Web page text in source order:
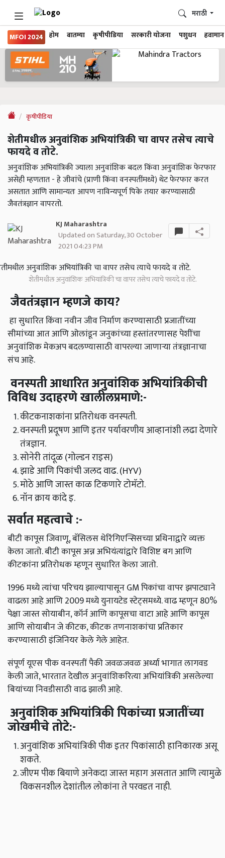
MFOI 2024 होम बातम्या कृषीपीडिया सरकारी योजना पशुधन हवामान
मराठी
कृषीपीडिया
शेतीमधील अनुवांशिक अभियांत्रिकी चा वापर तसेच त्याचे
फायदे व तोटे.
अनुवांशिक अभियांत्रिकी ज्याला अनुवांशिक बदल किंवा अनुवांशिक फेरफार
असेही म्हणतात - हे जीवांचे (प्राणी किंवा वनस्पतींमध्ये) थेट फेरफार करत
असतात आणि सामान्यतः आपण नाविन्यपूर्ण पिके तयार करण्यासाठी
जैवतंत्रज्ञान वापरतो.
KJ Maharashtra
Updated on Saturday, 30 October
2021 04:23 PM
शेतीमधील अनुवांशिक अभियांत्रिकी चा वापर तसेच त्याचे फायदे व तोटे.
जैवतंत्रज्ञान म्हणजे काय?
हा सुधारित किंवा नवीन जीव निर्माण करण्यासाठी प्रजातींच्या
सीमांच्या आत आणि ओलांडून जनुकांच्या हस्तांतरणासह पेशींचा
अनुवांशिक मेकअप बदलण्यासाठी वापरल्या जाणार्‍या तंत्रज्ञानाचा
संच आहे.
वनस्पती आधारित अनुवांशिक अभियांत्रिकीची
विविध उदाहरणे खालीलप्रमाणे:-
कीटकनाशकांना प्रतिरोधक वनस्पती.
वनस्पती प्रदूषण आणि इतर पर्यावरणीय आव्हानांशी लढा देणारे
तंत्रज्ञान.
सोनेरी तांदूळ (गोल्डन राइस)
झाडे आणि पिकांची जलद वाढ. (HYV)
मोठे आणि जास्त काळ टिकणारे टोमॅटो.
नॉन क्राय कांदे इ.
सर्वात महत्वाचे :-
बीटी कापूस जिवाणू, बॅसिलस थेरिंगिएन्सिसच्या प्रथिनाद्वारे व्यक्त
केला जातो. बीटी कापूस अन्न अभियंत्यांद्वारे विशिष्ट बग आणि
कीटकांना प्रतिरोधक म्हणून सुधारित केला जातो.
1996 मध्ये त्यांचा परिचय झाल्यापासून GM पिकांचा वापर झपाट्याने
वाढला आहे आणि 2009 मध्ये युनायटेड स्टेट्समध्ये. वाढ म्हणून 80%
पेक्षा जास्त सोयाबीन, कॉर्न आणि कापूसचा वाटा आहे आणि कापूस
आणि सोयाबीन जे कीटक, कीटक तणनाशकांचा प्रतिकार
करण्यासाठी इंजिनियर केले गेले आहेत.
संपूर्ण यूएस पीक वनस्पतीं पैकी जवळजवळ अर्ध्या भागात लागवड
केली जाते, भारतात देखील अनुवांशिकरित्या अभियांत्रिकी असलेल्या
बियांच्या निवडीसाठी वाढ झाली आहे.
अनुवांशिक अभियांत्रिकी पिकांच्या प्रजातींच्या
जोखमीचे तोटे:-
अनुवांशिक अभियांत्रिकी पीक इतर पिकांसाठी हानिकारक असू
शकते.
जीएम पीक बियाणे अनेकदा जास्त महाग असतात आणि त्यामुळे
विकसनशील देशांतील लोकांना ते परवडत नाही.